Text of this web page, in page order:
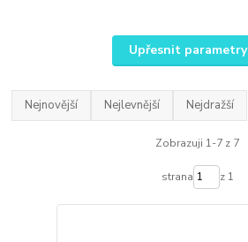
Upřesnit parametry
Nejnovější Nejlevnější Nejdražší
Zobrazuji 1-7 z 7
strana z 1